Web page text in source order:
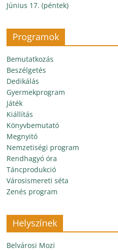
Június 17. (péntek)
Programok
Bemutatkozás
Beszélgetés
Dedikálás
Gyermekprogram
Játék
Kiállítás
Könyvbemutató
Megnyitó
Nemzetiségi program
Rendhagyó óra
Táncprodukció
Városismereti séta
Zenés program
Helyszínek
Belvárosi Mozi